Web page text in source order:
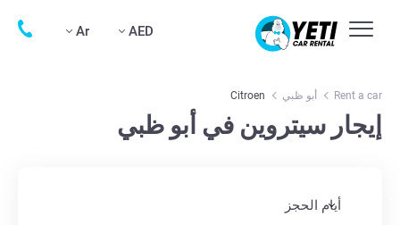
AED
Ar
Rent a car أبو ظبي Citroen
إيجار سيتروين في أبو ظبي
أيام الحجز